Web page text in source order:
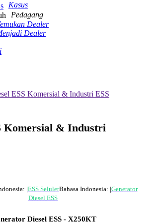
Kasus
Pedagang
Dealer
Dealer
ESS Komersial & Industri ESS
Komersial & Industri
|ESS SelulerBahasa Indonesia: |Generator
Diesel ESS
Diesel ESS - X250KT